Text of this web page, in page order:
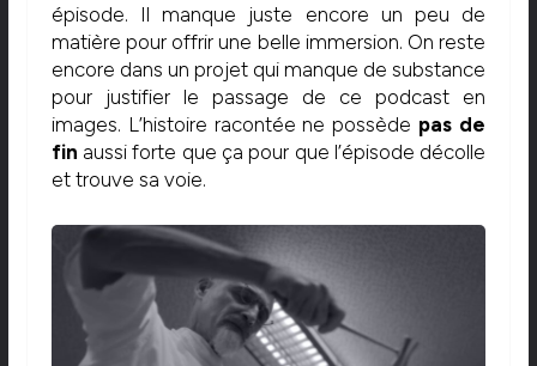
épisode. Il manque juste encore un peu de
matière pour offrir une belle immersion. On reste
encore dans un projet qui manque de substance
pour justifier le passage de ce podcast en
images. L’histoire racontée ne possède pas de
fin aussi forte que ça pour que l’épisode décolle
et trouve sa voie.